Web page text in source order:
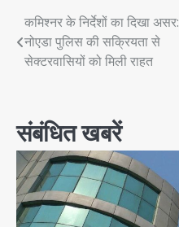
Post
navigation
कमिश्नर के निर्देशों का दिखा असर:
नोएडा पुलिस की सक्रियता से
सेक्टरवासियों को मिली राहत
संबंधित खबरें